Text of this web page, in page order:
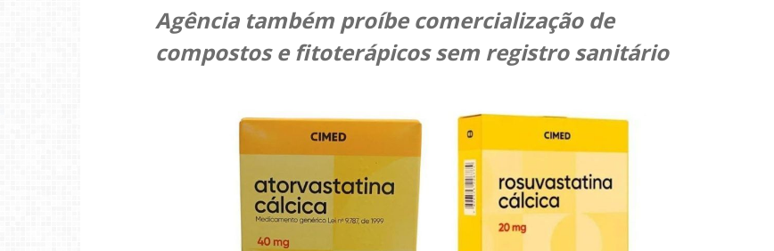
Agência também proíbe comercialização de
compostos e fitoterápicos sem registro sanitário